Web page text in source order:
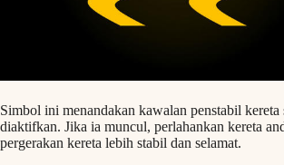
Simbol ini menandakan kawalan penstabil kereta
diaktifkan. Jika ia muncul, perlahankan kereta
pergerakan kereta lebih stabil dan selamat.